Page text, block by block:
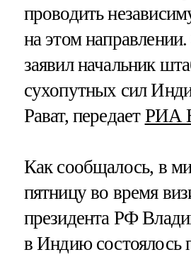
проводить
на этом
заявил начальник
сухопутных сил
Рават, передает РИА
Как сообщалось, в
пятницу во время
президента РФ
в Индию состоялось